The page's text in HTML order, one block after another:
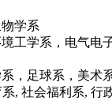
学系
学系，电气电子
足球系，美术
, 社会福利系, 行